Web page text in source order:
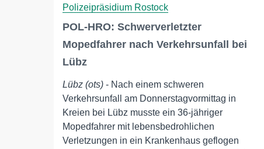
Polizeipräsidium Rostock
POL-HRO: Schwerverletzter
Mopedfahrer nach Verkehrsunfall bei
Lübz
Lübz (ots) - Nach einem schweren
Verkehrsunfall am Donnerstagvormittag in
Kreien bei Lübz musste ein 36-jähriger
Mopedfahrer mit lebensbedrohlichen
Verletzungen in ein Krankenhaus geflogen